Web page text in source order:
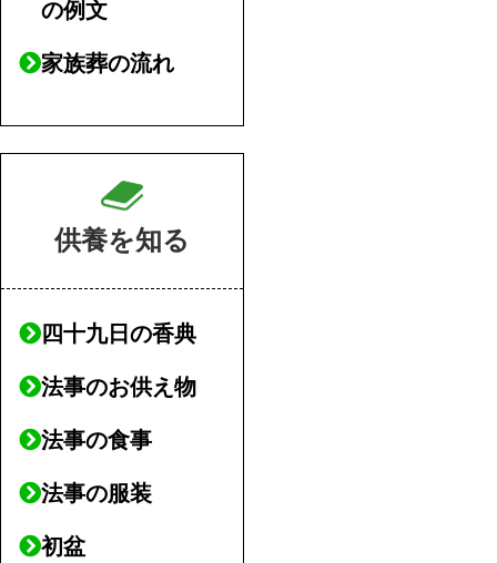
の例文
家族葬の流れ
供養を知る
四十九日の香典
法事のお供え物
法事の食事
法事の服装
初盆